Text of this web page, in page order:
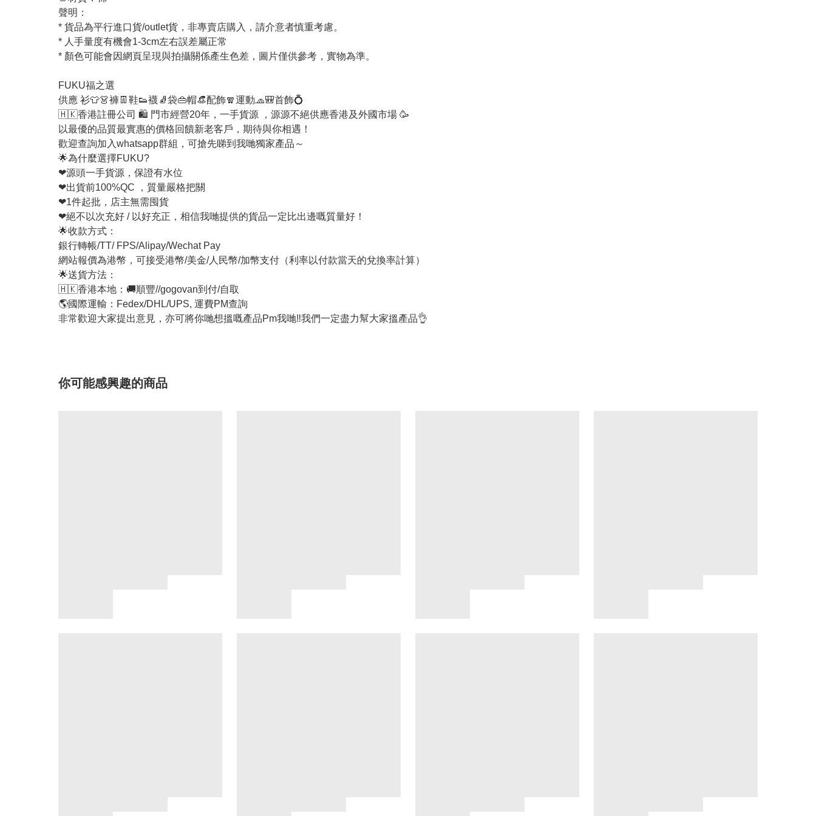
聲明：
* 貨品為平行進口貨/outlet貨，非專賣店購入，請介意者慎重考慮。
* 人手量度有機會1-3cm左右誤差屬正常
* 顏色可能會因網頁呈現與拍攝關係產生色差，圖片僅供參考，實物為準。
FUKU福之選
供應 衫👕👗褲👖鞋👟襪🧦袋👜帽👒配飾🧣運動🧢🎒首飾💍
🇭🇰香港註冊公司 🛍 門市經營20年，一手貨源 ，源源不絕供應香港及外國市場 🥳
以最優的品質最實惠的價格回饋新老客戶，期待與你相遇！
歡迎查詢加入whatsapp群組，可搶先睇到我哋獨家產品～
🌟為什麼選擇FUKU?
❤源頭一手貨源，保證有水位
❤出貨前100%QC ，質量嚴格把關
❤1件起批，店主無需囤貨
❤絕不以次充好 / 以好充正，相信我哋提供的貨品一定比出邊嘅質量好！
🌟收款方式：
銀行轉帳/TT/ FPS/Alipay/Wechat Pay
網站報價為港幣，可接受港幣/美金/人民幣/加幣支付（利率以付款當天的兌換率計算）
🌟送貨方法：
🇭🇰香港本地：🚚順豐//gogovan到付/自取
🌎國際運輸：Fedex/DHL/UPS, 運費PM查詢
非常歡迎大家提出意見，亦可將你哋想搵嘅產品Pm我哋‼我們一定盡力幫大家搵產品👌
你可能感興趣的商品